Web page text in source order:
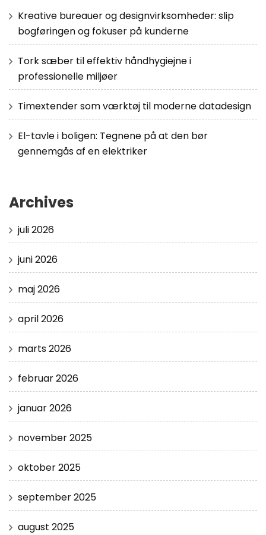
Kreative bureauer og designvirksomheder: slip
bogføringen og fokuser på kunderne
Tork sæber til effektiv håndhygiejne i
professionelle miljøer
Timextender som værktøj til moderne datadesign
El-tavle i boligen: Tegnene på at den bør
gennemgås af en elektriker
Archives
juli 2026
juni 2026
maj 2026
april 2026
marts 2026
februar 2026
januar 2026
november 2025
oktober 2025
september 2025
august 2025